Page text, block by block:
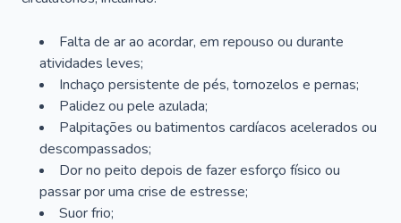
Falta de ar ao acordar, em repouso ou durante
atividades leves;
Inchaço persistente de pés, tornozelos e pernas;
Palidez ou pele azulada;
Palpitações ou batimentos cardíacos acelerados ou
descompassados;
Dor no peito depois de fazer esforço físico ou
passar por uma crise de estresse;
Suor frio;